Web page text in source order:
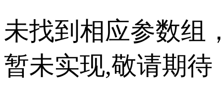
未找到相应参数组
暂未实现,敬请期待